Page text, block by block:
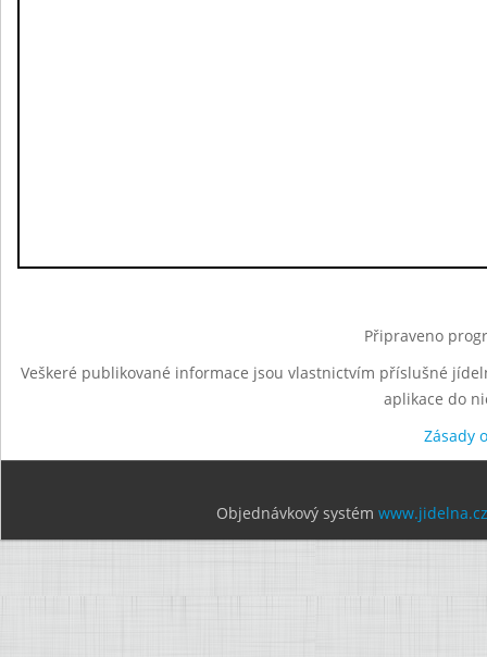
Připraveno
Veškeré publikované informace jsou vlastnictvím příslušné
aplikace do
Zásady
Objednávkový systém www.jidelna.cz